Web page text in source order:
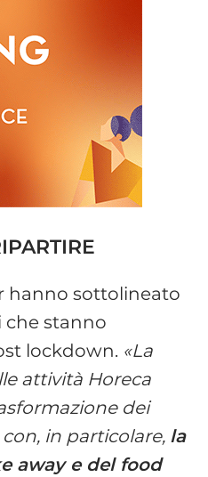
hanno sottolineato
stanno
lockdown. «La
attività Horeca
dei
in particolare, la
away e del food